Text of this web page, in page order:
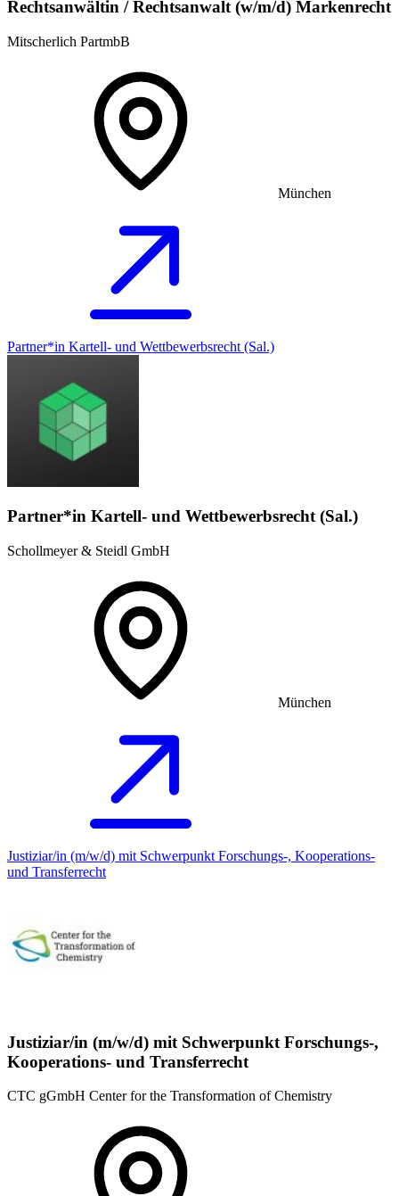
Rechtsanwältin / Rechtsanwalt (w/m/d) Markenrecht
Mitscherlich PartmbB
München
Partner*in Kartell- und Wettbewerbsrecht (Sal.)
Partner*in Kartell- und Wettbewerbsrecht (Sal.)
Schollmeyer & Steidl GmbH
München
Justiziar/in (m/w/d) mit Schwerpunkt Forschungs-, Kooperations-
und Transferrecht
Justiziar/in (m/w/d) mit Schwerpunkt Forschungs-,
Kooperations- und Transferrecht
CTC gGmbH Center for the Transformation of Chemistry